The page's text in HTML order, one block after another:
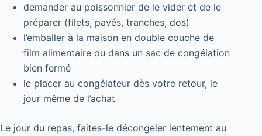
demander au poissonnier de le vider et de le
préparer (filets, pavés, tranches, dos)
l’emballer à la maison en double couche de
film alimentaire ou dans un sac de congélation
bien fermé
le placer au congélateur dès votre retour, le
jour même de l’achat
Le jour du repas, faites-le décongeler lentement au